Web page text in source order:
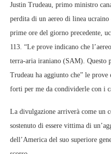
Justin Trudeau, primo ministro
perdita di un aereo di linea
prime ore del giorno precedente,
113. “Le prove indicano che
terra-aria iraniano (SAM). Questo
Trudeau ha aggiunto che” le prove
forti per me da condividerle con i
La divulgazione arriverà come un
sostenuto di essere vittima di
dell’America del suo superiore